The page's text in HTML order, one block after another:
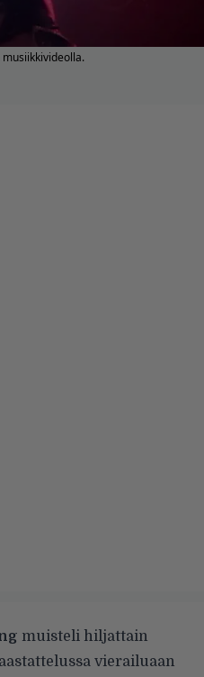
musiikkivideolla.
muisteli hiljattain
vierailuaan